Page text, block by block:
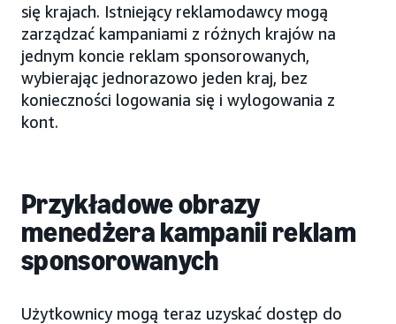
się krajach. Istniejący reklamodawcy mogą
zarządzać kampaniami z różnych krajów na
jednym koncie reklam sponsorowanych,
wybierając jednorazowo jeden kraj, bez
konieczności logowania się i wylogowania z
kont.
Przykładowe obrazy
menedżera kampanii reklam
sponsorowanych
Użytkownicy mogą teraz uzyskać dostęp do